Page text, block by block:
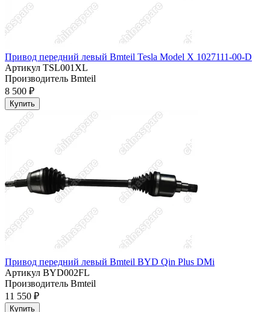
Привод передний левый Bmteil Tesla Model X 1027111-00-D
Артикул TSL001XL
Производитель Bmteil
8 500 ₽
Купить
Привод передний левый Bmteil BYD Qin Plus DMi
Артикул BYD002FL
Производитель Bmteil
11 550 ₽
Купить